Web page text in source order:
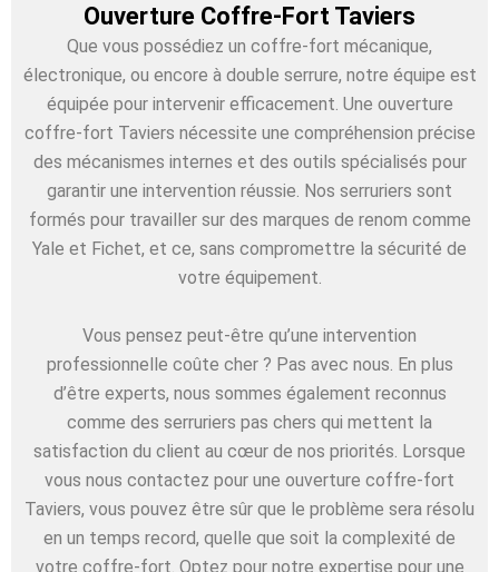
Ouverture Coffre-Fort Taviers
Que vous possédiez un coffre-fort mécanique,
électronique, ou encore à double serrure, notre équipe est
équipée pour intervenir efficacement. Une ouverture
coffre-fort Taviers nécessite une compréhension précise
des mécanismes internes et des outils spécialisés pour
garantir une intervention réussie. Nos serruriers sont
formés pour travailler sur des marques de renom comme
Yale et Fichet, et ce, sans compromettre la sécurité de
votre équipement.
Vous pensez peut-être qu’une intervention
professionnelle coûte cher ? Pas avec nous. En plus
d’être experts, nous sommes également reconnus
comme des serruriers pas chers qui mettent la
satisfaction du client au cœur de nos priorités. Lorsque
vous nous contactez pour une ouverture coffre-fort
Taviers, vous pouvez être sûr que le problème sera résolu
en un temps record, quelle que soit la complexité de
votre coffre-fort. Optez pour notre expertise pour une